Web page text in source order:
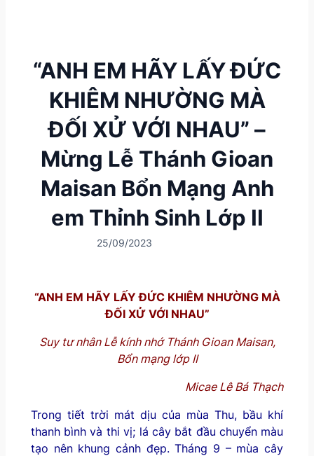
“ANH EM HÃY LẤY ĐỨC
KHIÊM NHƯỜNG MÀ
ĐỐI XỬ VỚI NHAU” –
Mừng Lễ Thánh Gioan
Maisan Bổn Mạng Anh
em Thỉnh Sinh Lớp II
25/09/2023
“ANH EM HÃY LẤY ĐỨC KHIÊM NHƯỜNG MÀ
ĐỐI XỬ VỚI NHAU”
Suy tư nhân Lễ kính nhớ Thánh Gioan Maisan,
Bổn mạng lớp II
Micae Lê Bá Thạch
Trong tiết trời mát dịu của mùa Thu, bầu khí
thanh bình và thi vị; lá cây bắt đầu chuyển màu
tạo nên khung cảnh đẹp. Tháng 9 – mùa cây